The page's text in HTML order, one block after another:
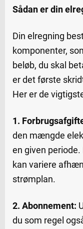
Sådan er din
Din elregning
komponenter,
beløb, du skal
er det første
Her er de
1.
den mængde
en given
kan variere
strømplan.
2. Abonnement:
du som regel